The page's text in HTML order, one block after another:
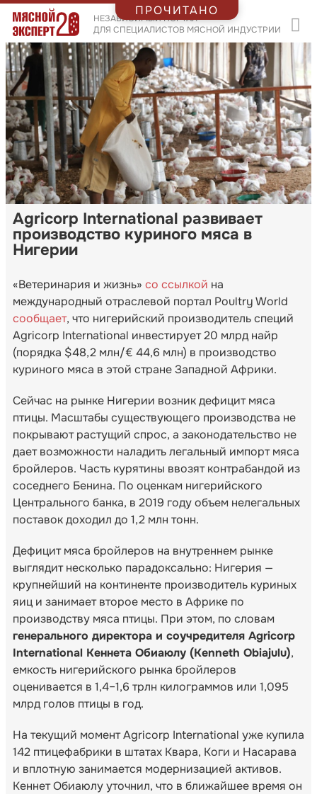
НЕЗАВИСИМЫЙ ПОРТАЛ
ДЛЯ СПЕЦИАЛИСТОВ МЯСНОЙ ИНДУСТРИИ
Agricorp International развивает
производство куриного мяса в
Нигерии
«Ветеринария и жизнь» со ссылкой на
международный отраслевой портал Poultry World
сообщает, что нигерийский производитель специй
Agricorp International инвестирует 20 млрд найр
(порядка $48,2 млн/€ 44,6 млн) в производство
куриного мяса в этой стране Западной Африки.
Сейчас на рынке Нигерии возник дефицит мяса
птицы. Масштабы существующего производства не
покрывают растущий спрос, а законодательство не
дает возможности наладить легальный импорт мяса
бройлеров. Часть курятины ввозят контрабандой из
соседнего Бенина. По оценкам нигерийского
Центрального банка, в 2019 году объем нелегальных
поставок доходил до 1,2 млн тонн.
Дефицит мяса бройлеров на внутреннем рынке
выглядит несколько парадоксально: Нигерия —
крупнейший на континенте производитель куриных
яиц и занимает второе место в Африке по
производству мяса птицы. При этом, по словам
генерального директора и соучредителя Agricorp
International Кеннета Обиаюлу (Kenneth Obiajulu),
емкость нигерийского рынка бройлеров
оценивается в 1,4–1,6 трлн килограммов или 1,095
млрд голов птицы в год.
На текущий момент Agricorp International уже купила
142 птицефабрики в штатах Квара, Коги и Насарава
и вплотную занимается модернизацией активов.
Кеннет Обиаюлу уточнил, что в ближайшее время он
ПРОЧИТАНО